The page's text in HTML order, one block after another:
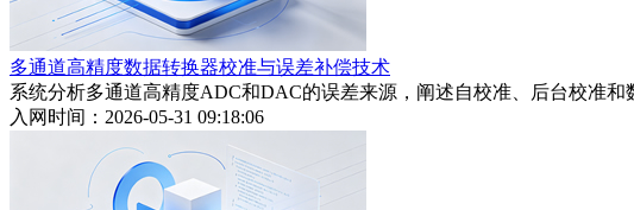
多通道高精度数据转换器校准与误差补偿技术
系统分析多通道高精度ADC和DAC的误差来源，阐述自校准、后台校准
入网时间：2026-05-31 09:18:06